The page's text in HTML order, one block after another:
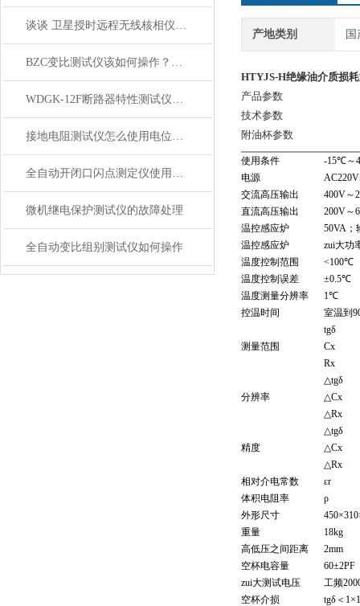
谈谈 卫星授时远程无线核相仪 特点
BZC变比测试仪该如何操作？看这里
WDGK-12F断路器特性测试仪仪器特点技术
接地电阻测试仪怎么使用电位下降法
全自动开闭口闪点测定仪使用方法及操作步骤
微机继电保护测试仪的故障处理
全自动变比组别测试仪如何操作
产地类别 国
HTYJS-H绝缘油介质损
产品参数
技术参数
附油杯参数
使用条件
-15℃～
电源
交流高压输出
400V～
直流高压输出
200V～
温控感应炉
50VA；
温控感应炉
zui大功
温度控制范围
<100℃
温度控制误差
±0.5℃
温度测量分辨率
1℃
控温时间
室温到
测量范围
tgδ
Cx
Rx
分辨率
△tgδ
△Cx
△Rx
精度
△tgδ
△Cx
△Rx
相对介电常数
εr
体积电阻率
ρ
外形尺寸
重量
18kg
高低压之间距离
2mm
空杯电容量
60±2PF
zui大测试电压
工频
空杯介损
tgδ＜